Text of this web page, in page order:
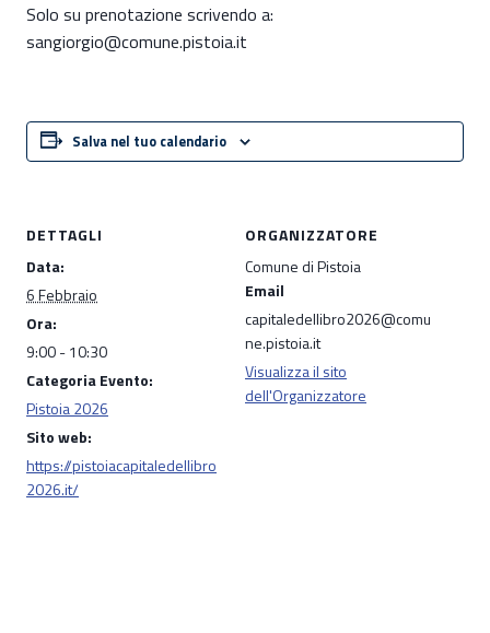
Solo su prenotazione scrivendo a:
sangiorgio@comune.pistoia.it
Salva nel tuo calendario
DETTAGLI
Data:
6 Febbraio
Ora:
9:00 - 10:30
Categoria Evento:
Pistoia 2026
Sito web:
https://pistoiacapitaledellibro
2026.it/
ORGANIZZATORE
Comune di Pistoia
Email
capitaledellibro2026@comu
ne.pistoia.it
Visualizza il sito
dell'Organizzatore